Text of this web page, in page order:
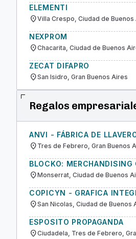
ELEMENTI
location_onVilla Crespo, Ciudad de Buenos
NEXPROM
location_onChacarita, Ciudad de Buenos
ZECAT DIFAPRO
location_onSan Isidro, Gran Buenos Aires
Regalos
ANVI - FÁBRICA DE
location_on Tres de Febrero, Gran Buenos
BLOCKO: MERCHANDISING
location_onMonserrat, Ciudad de Buenos
COPICYN - GRAFICA
location_onSan Nicolas, Ciudad de Buenos
ESPOSITO PROPAGANDA
location_onCiudadela, Tres de Febrero,